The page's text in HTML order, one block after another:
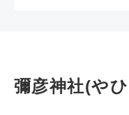
彌彦神社(や